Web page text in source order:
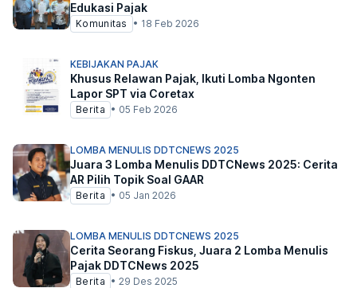
Edukasi Pajak
Komunitas • 18 Feb 2026
KEBIJAKAN PAJAK
Khusus Relawan Pajak, Ikuti Lomba Ngonten
Lapor SPT via Coretax
Berita • 05 Feb 2026
LOMBA MENULIS DDTCNEWS 2025
Juara 3 Lomba Menulis DDTCNews 2025: Cerita
AR Pilih Topik Soal GAAR
Berita • 05 Jan 2026
LOMBA MENULIS DDTCNEWS 2025
Cerita Seorang Fiskus, Juara 2 Lomba Menulis
Pajak DDTCNews 2025
Berita • 29 Des 2025